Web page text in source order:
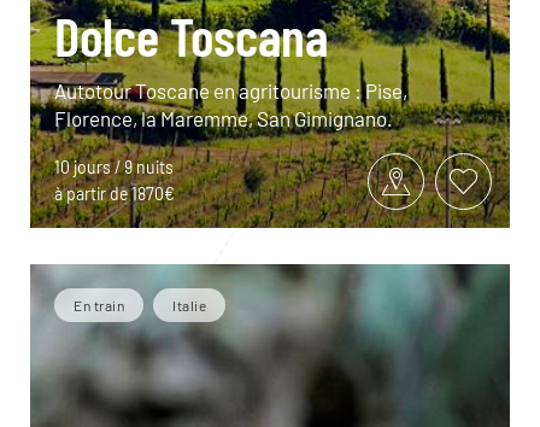
Dolce Toscana
Autotour Toscane en agritourisme : Pise,
Florence, la Maremme, San Gimignano.
10 jours / 9 nuits
à partir de 1870€
En train Italie